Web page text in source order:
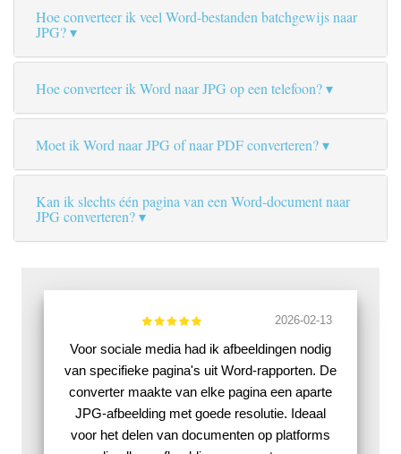
Hoe converteer ik veel Word-bestanden batchgewijs naar
JPG?
Hoe converteer ik Word naar JPG op een telefoon?
Moet ik Word naar JPG of naar PDF converteren?
Kan ik slechts één pagina van een Word-document naar
JPG converteren?
2026-02-13
Voor sociale media had ik afbeeldingen nodig
van specifieke pagina's uit Word-rapporten. De
converter maakte van elke pagina een aparte
JPG-afbeelding met goede resolutie. Ideaal
voor het delen van documenten op platforms